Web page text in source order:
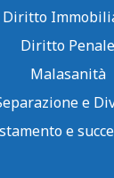
Diritto
Diritto Penale
Malasanità
e
e